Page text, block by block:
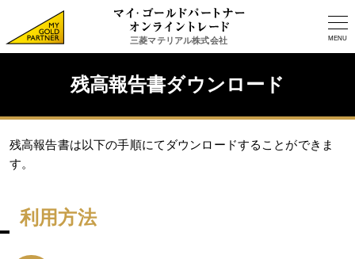
三菱マテリアル株式会社 MENU
残高報告書ダウンロード
残高報告書は以下の手順にてダウンロードすることができま
す。
利用方法